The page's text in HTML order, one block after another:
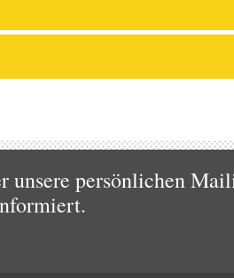
unsere persönlichen